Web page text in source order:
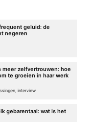
geluid: de
negeren
meer zelfvertrouwen: hoe
te groeien in haar werk
interview
gebarentaal: wat is het